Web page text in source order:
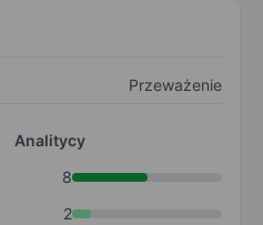
Przeważenie
Analitycy
8
2